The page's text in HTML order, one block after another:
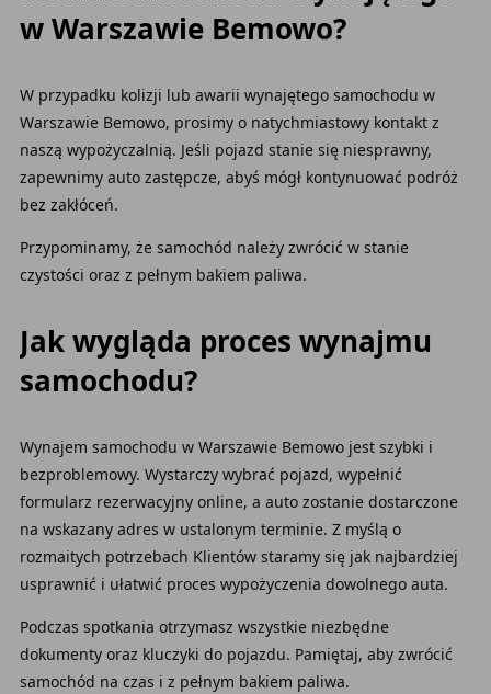
w Warszawie Bemowo?
W przypadku kolizji lub awarii wynajętego samochodu w
Warszawie Bemowo, prosimy o natychmiastowy kontakt z
naszą wypożyczalnią. Jeśli pojazd stanie się niesprawny,
zapewnimy auto zastępcze, abyś mógł kontynuować podróż
bez zakłóceń.
Przypominamy, że samochód należy zwrócić w stanie
czystości oraz z pełnym bakiem paliwa.
Jak wygląda proces wynajmu
samochodu?
Wynajem samochodu w Warszawie Bemowo jest szybki i
bezproblemowy. Wystarczy wybrać pojazd, wypełnić
formularz rezerwacyjny online, a auto zostanie dostarczone
na wskazany adres w ustalonym terminie. Z myślą o
rozmaitych potrzebach Klientów staramy się jak najbardziej
usprawnić i ułatwić proces wypożyczenia dowolnego auta.
Podczas spotkania otrzymasz wszystkie niezbędne
dokumenty oraz kluczyki do pojazdu. Pamiętaj, aby zwrócić
samochód na czas i z pełnym bakiem paliwa.